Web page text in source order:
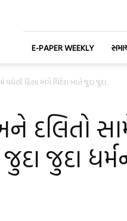
E-PAPER WEEKLY
વધેલી હિંસા અંગે વિદેશ ખાતે જુદા જુદા...
દલિતો
જુદા